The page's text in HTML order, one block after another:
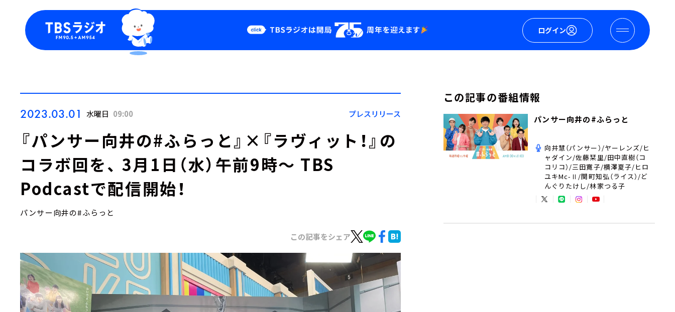
ログイン
Podcast
YouTube
会社情報
2023.03.01 水曜日 09:00 プレスリリース
『パンサー向井の#ふらっと』×『ラヴィット！』の
コラボ回を、 3月1日（水）午前9時～ TBS
Podcastで配信開始！
パンサー向井の#ふらっと
この記事をシェア
この記事の番組情報
パンサー向井の#ふらっと
向井慧（パンサー）/ヤーレンズ/ヒ
ャダイン/佐藤栞里/田中直樹（コ
コリコ）/三田寛子/横澤夏子/ヒロ
ユキMc-Ⅱ/関町知弘（ライス）/ど
んぐりたけし/林家つる子